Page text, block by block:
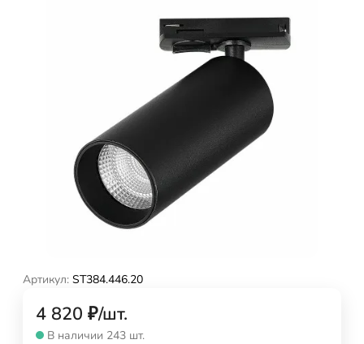
Артикул: ST384.446.20
4 820 ₽/шт.
В наличии 243 шт.